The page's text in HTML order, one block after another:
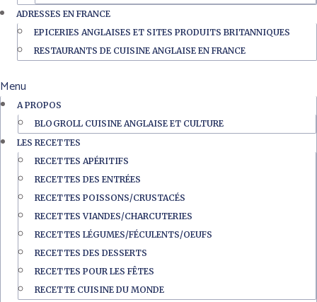
ADRESSES EN FRANCE
EPICERIES ANGLAISES ET SITES PRODUITS BRITANNIQUES
RESTAURANTS DE CUISINE ANGLAISE EN FRANCE
Menu
A PROPOS
BLOGROLL CUISINE ANGLAISE ET CULTURE
LES RECETTES
RECETTES APÉRITIFS
RECETTES DES ENTRÉES
RECETTES POISSONS/CRUSTACÉS
RECETTES VIANDES/CHARCUTERIES
RECETTES LÉGUMES/FÉCULENTS/OEUFS
RECETTES DES DESSERTS
RECETTES POUR LES FÊTES
RECETTE CUISINE DU MONDE